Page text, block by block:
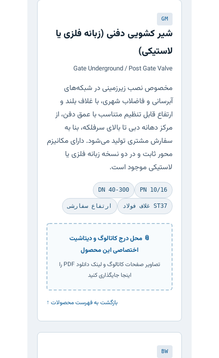
GM
شیر کشویی دفنی (زبانه فلزی یا
لاستیکی)
Gate Underground / Post Gate Valve
مخصوص نصب زیرزمینی در شبکه‌های
آبرسانی و فاضلاب شهری، با غلاف بلند و
ارتفاع قابل تنظیم متناسب با عمق دفن، از
مرکز دهانه دبی تا بالای سرفلکه، بنا به
سفارش مشتری تولید می‌شود. دارای مکانیزم
محور ثابت و در دو نسخه زبانه فلزی یا
لاستیکی موجود است.
PN 10/16
DN 40-300
غلاف فولاد ST37 ارتفاع سفارشی
📎 محل درج کاتالوگ و دیتاشیت
اختصاصی این محصول
تصاویر صفحات کاتالوگ و لینک دانلود PDF را
اینجا جایگذاری کنید
↑ بازگشت به فهرست محصولات
BW